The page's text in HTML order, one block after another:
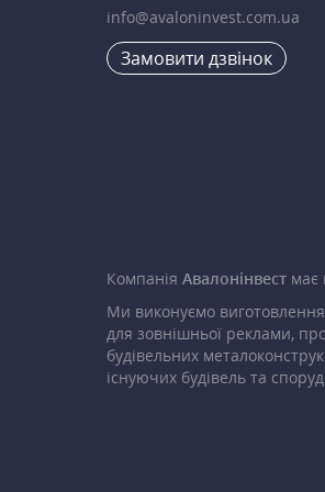
info@avaloninvest.com.ua
Замовити дзвінок
Компанія Авалонінвест має
Ми виконуємо
для зовнішньої реклами,
будівельних
існуючих будівель та